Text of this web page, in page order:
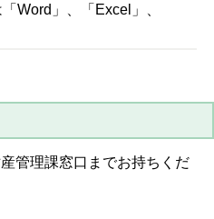
Word」、「Excel」、
管理課窓口までお持ちくだ